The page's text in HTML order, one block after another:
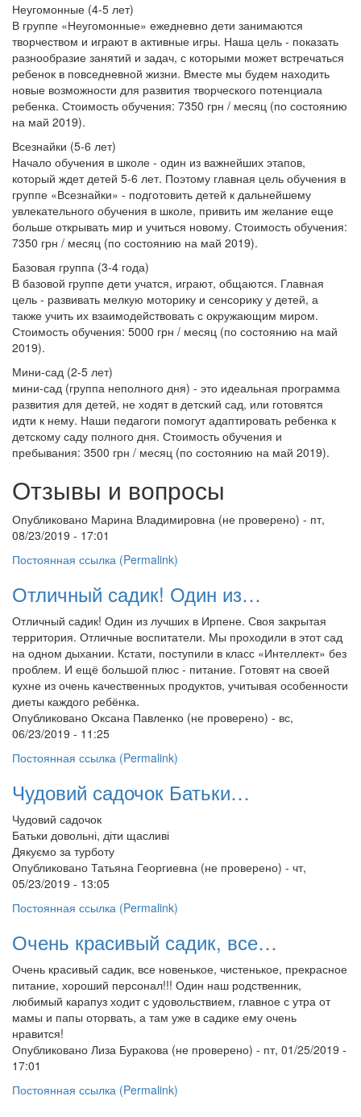
Неугомонные (4-5 лет)
В группе «Неугомонные» ежедневно дети занимаются
творчеством и играют в активные игры. Наша цель - показать
разнообразие занятий и задач, с которыми может встречаться
ребенок в повседневной жизни. Вместе мы будем находить
новые возможности для развития творческого потенциала
ребенка. Стоимость обучения: 7350 грн / месяц (по состоянию
на май 2019).
Всезнайки (5-6 лет)
Начало обучения в школе - один из важнейших этапов,
который ждет детей 5-6 лет. Поэтому главная цель обучения в
группе «Всезнайки» - подготовить детей к дальнейшему
увлекательного обучения в школе, привить им желание еще
больше открывать мир и учиться новому. Стоимость обучения:
7350 грн / месяц (по состоянию на май 2019).
Базовая группа (3-4 года)
В базовой группе дети учатся, играют, общаются. Главная
цель - развивать мелкую моторику и сенсорику у детей, а
также учить их взаимодействовать с окружающим миром.
Стоимость обучения: 5000 грн / месяц (по состоянию на май
2019).
Мини-сад (2-5 лет)
мини-сад (группа неполного дня) - это идеальная программа
развития для детей, не ходят в детский сад, или готовятся
идти к нему. Наши педагоги помогут адаптировать ребенка к
детскому саду полного дня. Стоимость обучения и
пребывания: 3500 грн / месяц (по состоянию на май 2019).
Отзывы и вопросы
Опубликовано Марина Владимировна (не проверено) - пт,
08/23/2019 - 17:01
Постоянная ссылка (Permalink)
Отличный садик! Один из…
Отличный садик! Один из лучших в Ирпене. Своя закрытая
территория. Отличные воспитатели. Мы проходили в этот сад
на одном дыхании. Кстати, поступили в класс «Интеллект» без
проблем. И ещё большой плюс - питание. Готовят на своей
кухне из очень качественных продуктов, учитывая особенности
диеты каждого ребёнка.
Опубликовано Оксана Павленко (не проверено) - вс,
06/23/2019 - 11:25
Постоянная ссылка (Permalink)
Чудовий садочок Батьки…
Чудовий садочок
Батьки довольні, діти щасливі
Дякуємо за турботу
Опубликовано Татьяна Георгиевна (не проверено) - чт,
05/23/2019 - 13:05
Постоянная ссылка (Permalink)
Очень красивый садик, все…
Очень красивый садик, все новенькое, чистенькое, прекрасное
питание, хороший персонал!!! Один наш родственник,
любимый карапуз ходит с удовольствием, главное с утра от
мамы и папы оторвать, а там уже в садике ему очень
нравится!
Опубликовано Лиза Буракова (не проверено) - пт, 01/25/2019 -
17:01
Постоянная ссылка (Permalink)